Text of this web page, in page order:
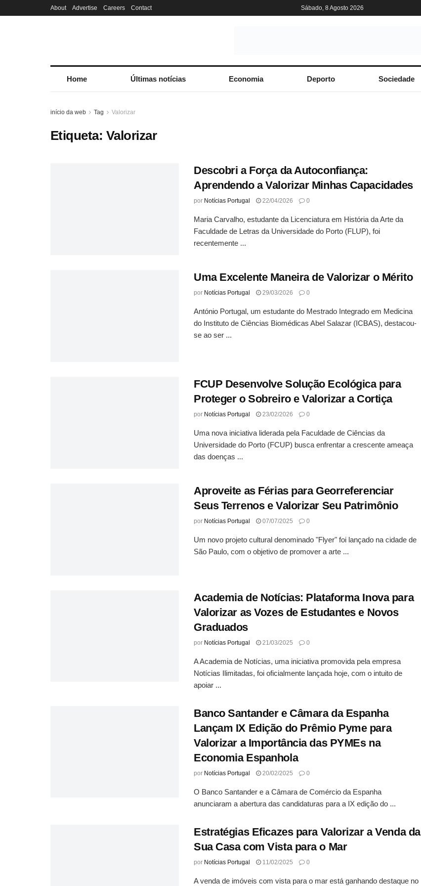
About Advertise Careers Contact Sábado, 8 Agosto 2026
Home Últimas notícias Economia Deporto Sociedade
início da web Tag Valorizar
Etiqueta: Valorizar
Descobri a Força da Autoconfiança:
Aprendendo a Valorizar Minhas Capacidades
por Notícias Portugal 22/04/2026 0
Maria Carvalho, estudante da Licenciatura em História da Arte da
Faculdade de Letras da Universidade do Porto (FLUP), foi
recentemente ...
Uma Excelente Maneira de Valorizar o Mérito
por Notícias Portugal 29/03/2026 0
António Portugal, um estudante do Mestrado Integrado em Medicina
do Instituto de Ciências Biomédicas Abel Salazar (ICBAS), destacou-
se ao ser ...
FCUP Desenvolve Solução Ecológica para
Proteger o Sobreiro e Valorizar a Cortiça
por Notícias Portugal 23/02/2026 0
Uma nova iniciativa liderada pela Faculdade de Ciências da
Universidade do Porto (FCUP) busca enfrentar a crescente ameaça
das doenças ...
Aproveite as Férias para Georreferenciar
Seus Terrenos e Valorizar Seu Patrimônio
por Notícias Portugal 07/07/2025 0
Um novo projeto cultural denominado "Flyer" foi lançado na cidade de
São Paulo, com o objetivo de promover a arte ...
Academia de Notícias: Plataforma Inova para
Valorizar as Vozes de Estudantes e Novos
Graduados
por Notícias Portugal 21/03/2025 0
A Academia de Notícias, uma iniciativa promovida pela empresa
Notícias Ilimitadas, foi oficialmente lançada hoje, com o intuito de
apoiar ...
Banco Santander e Câmara da Espanha
Lançam IX Edição do Prêmio Pyme para
Valorizar a Importância das PYMEs na
Economia Espanhola
por Notícias Portugal 20/02/2025 0
O Banco Santander e a Câmara de Comércio da Espanha
anunciaram a abertura das candidaturas para a IX edição do ...
Estratégias Eficazes para Valorizar a Venda da
Sua Casa com Vista para o Mar
por Notícias Portugal 11/02/2025 0
A venda de imóveis com vista para o mar está ganhando destaque no